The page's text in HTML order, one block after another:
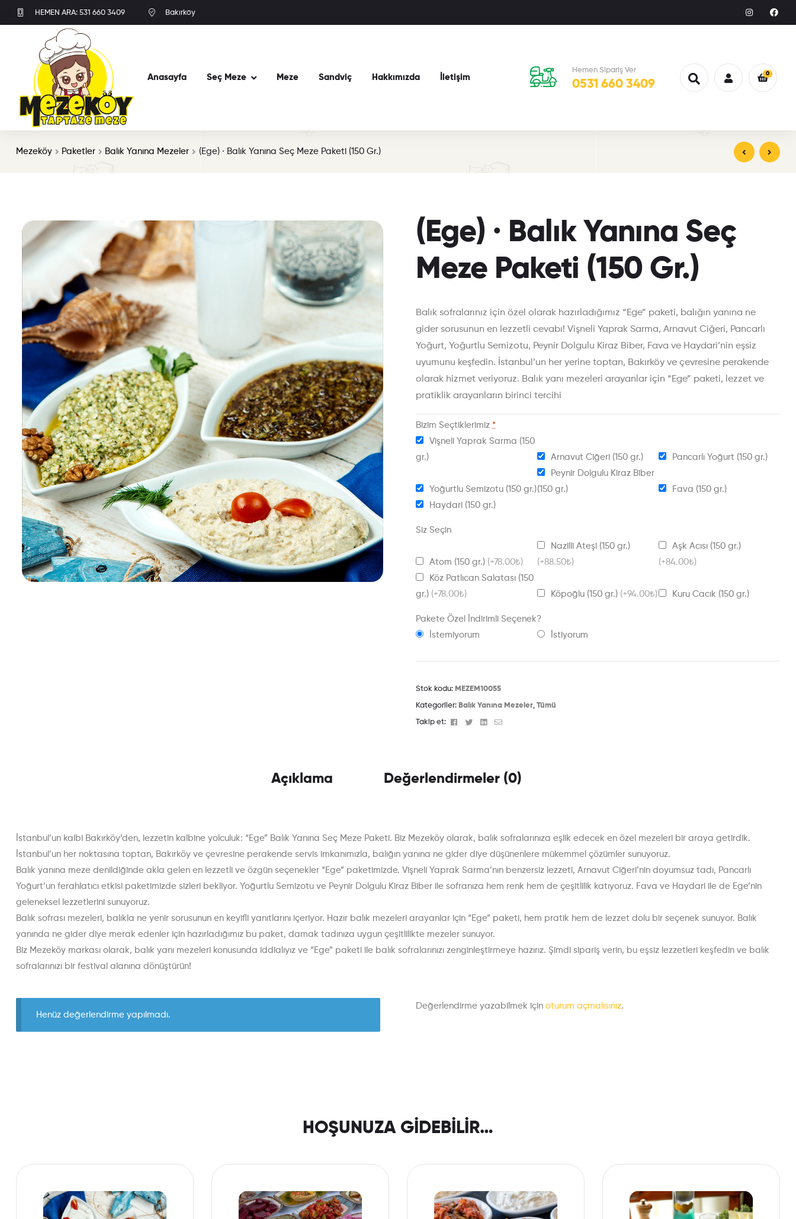
HEMEN ARA: 531 660 3409 Bakırköy
Anasayfa Seç Meze Meze Sandviç Hakkımızda İletişim
Hemen Sipariş Ver
0531 660 3409
0
Mezeköy Paketler Balık Yanına Mezeler (Ege) · Balık Yanına Seç Meze Paketi (150 Gr.)
(Ege) · Balık Yanına Seç
Meze Paketi (150 Gr.)
Balık sofralarınız için özel olarak hazırladığımız “Ege” paketi, balığın yanına ne
gider sorusunun en lezzetli cevabı! Vişneli Yaprak Sarma, Arnavut Ciğeri, Pancarlı
Yoğurt, Yoğurtlu Semizotu, Peynir Dolgulu Kiraz Biber, Fava ve Haydari’nin eşsiz
uyumunu keşfedin. İstanbul’un her yerine toptan, Bakırköy ve çevresine perakende
olarak hizmet veriyoruz. Balık yanı mezeleri arayanlar için “Ege” paketi, lezzet ve
pratiklik arayanların birinci tercihi
Bizim Seçtiklerimiz *
Vişneli Yaprak Sarma (150
gr.)
Arnavut Ciğeri (150 gr.) Pancarlı Yoğurt (150 gr.)
Yoğurtlu Semizotu (150 gr.)
Peynir Dolgulu Kiraz Biber
(150 gr.)
Fava (150 gr.)
Haydari (150 gr.)
Siz Seçin
Atom (150 gr.) (+78.00₺)
Nazilli Ateşi (150 gr.)
(+88.50₺)
Aşk Acısı (150 gr.)
(+84.00₺)
Köz Patlıcan Salatası (150
gr.) (+78.00₺) Köpoğlu (150 gr.) (+94.00₺) Kuru Cacık (150 gr.)
Pakete Özel İndirimli Seçenek?
İstemiyorum
İstiyorum
Stok kodu: MEZEM10055
Kategoriler: Balık Yanına Mezeler, Tümü
Takip et: Facebook
TwitterLinkedin
Email
Açıklama Değerlendirmeler (0)
İstanbul’un kalbi Bakırköy’den, lezzetin kalbine yolculuk: “Ege” Balık Yanına Seç Meze Paketi. Biz Mezeköy olarak, balık sofralarınıza eşlik edecek en özel mezeleri bir araya getirdik.
İstanbul’un her noktasına toptan, Bakırköy ve çevresine perakende servis imkanımızla, balığın yanına ne gider diye düşünenlere mükemmel çözümler sunuyoruz.
Balık yanına meze denildiğinde akla gelen en lezzetli ve özgün seçenekler “Ege” paketimizde. Vişneli Yaprak Sarma’nın benzersiz lezzeti, Arnavut Ciğeri’nin doyumsuz tadı, Pancarlı
Yoğurt’un ferahlatıcı etkisi paketimizde sizleri bekliyor. Yoğurtlu Semizotu ve Peynir Dolgulu Kiraz Biber ile sofranıza hem renk hem de çeşitlilik katıyoruz. Fava ve Haydari ile de Ege’nin
geleneksel lezzetlerini sunuyoruz.
Balık sofrası mezeleri, balıkla ne yenir sorusunun en keyifli yanıtlarını içeriyor. Hazır balık mezeleri arayanlar için “Ege” paketi, hem pratik hem de lezzet dolu bir seçenek sunuyor. Balık
yanında ne gider diye merak edenler için hazırladığımız bu paket, damak tadınıza uygun çeşitlilikte mezeler sunuyor.
Biz Mezeköy markası olarak, balık yanı mezeleri konusunda iddialıyız ve “Ege” paketi ile balık sofralarınızı zenginleştirmeye hazırız. Şimdi sipariş verin, bu eşsiz lezzetleri keşfedin ve balık
sofralarınızı bir festival alanına dönüştürün!
Henüz değerlendirme yapılmadı.
Değerlendirme yazabilmek için oturum açmalısınız.
HOŞUNUZA GIDEBILIR…